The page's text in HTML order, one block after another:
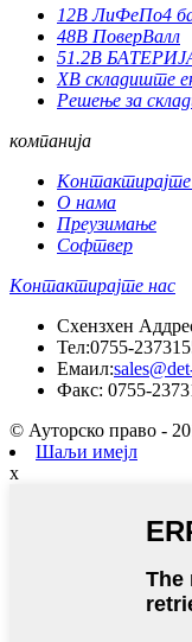
12В ЛиФеПо4
48В ПоверВалл
51.2В
ХВ складиште
Решење за
компанија
Контактирајте
О нама
Преузимање
Софтвер
Контактирајте нас
Схензхен
Тел:0755-
Емаил:
Факс: 0755-
© Ауторско право -
Шаљи имејл
x